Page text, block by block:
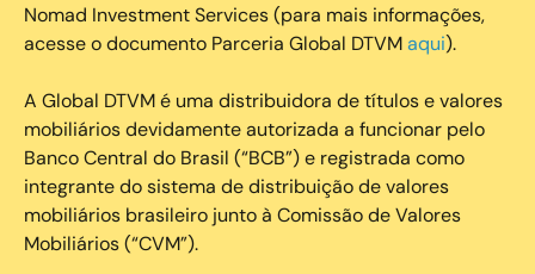
Nomad Investment Services (para mais informações,
acesse o documento Parceria Global DTVMaqui).
A Global DTVM é uma distribuidora de títulos e valores
mobiliários devidamente autorizada a funcionar pelo
Banco Central do Brasil (“BCB”) e registrada como
integrante do sistema de distribuição de valores
mobiliários brasileiro junto à Comissão de Valores
Mobiliários (“CVM”).